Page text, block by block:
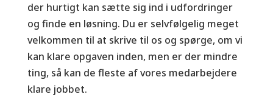
der hurtigt kan sætte sig ind i udfordringer
og finde en løsning. Du er selvfølgelig meget
velkommen til at skrive til os og spørge, om vi
kan klare opgaven inden, men er der mindre
ting, så kan de fleste af vores medarbejdere
klare jobbet.